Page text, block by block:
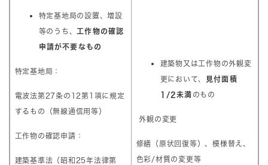
特定基地局の設置、増設
等のうち、 工作物の確認
申請が不要なもの
特定基地局：
電波法第27条の12第1項に規定
するもの（無線通信用等）
工作物の確認申請：
建築基準法（昭和25年法律第
建築物又は工作物の外観変
更において、 見付面積
1/2未満 のもの
外観の変更
修繕（原状回復等）、模様替え、
色彩/材質の変更等